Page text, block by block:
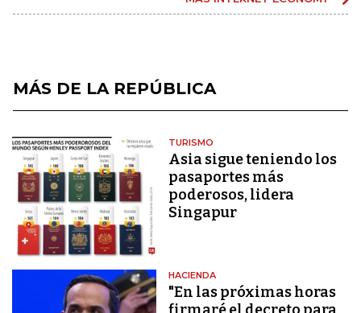
MÁS DE LA REPÚBLICA
TURISMO
Asia sigue teniendo los
pasaportes más
poderosos, lidera
Singapur
HACIENDA
"En las próximas horas